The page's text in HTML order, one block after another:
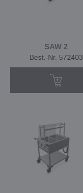
SAW 2
Best.-Nr. 572403